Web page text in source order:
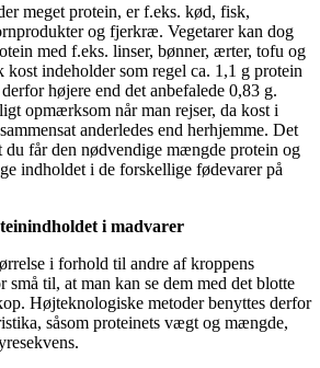
meget protein, er f.eks. kød, fisk,
og fjerkræ. Vegetarer kan dog
med f.eks. linser, bønner, ærter, tofu og
kost indeholder som regel ca. 1,1 g protein
højere end det anbefalede 0,83 g.
opmærksom når man rejser, da kost i
anderledes end herhjemme. Det
får den nødvendige mængde protein og
indholdet i de forskellige fødevarer på
i madvarer
i forhold til andre af kroppens
små til, at man kan se dem med det blotte
Højteknologiske metoder benyttes derfor
såsom proteinets vægt og mængde,